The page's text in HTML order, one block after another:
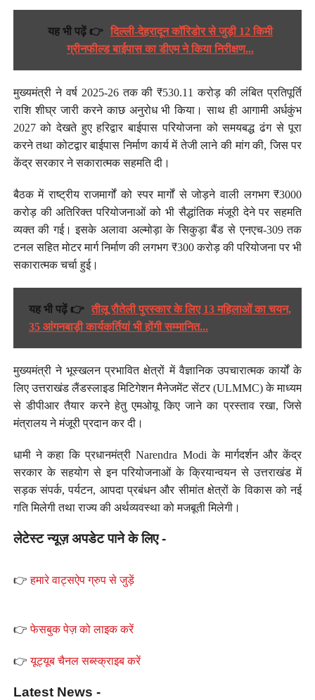
यह भी पढ़ें 👉 दिल्ली-देहरादून कॉरिडोर से जुड़ी 12 किमी
ग्रीनफील्ड बाईपास का डीएम ने किया निरीक्षण...
मुख्यमंत्री ने वर्ष 2025-26 तक की ₹530.11 करोड़ की लंबित प्रतिपूर्ति
राशि शीघ्र जारी करने काछ अनुरोध भी किया। साथ ही आगामी अर्धकुंभ
2027 को देखते हुए हरिद्वार बाईपास परियोजना को समयबद्ध ढंग से पूरा
करने तथा कोटद्वार बाईपास निर्माण कार्य में तेजी लाने की मांग की, जिस पर
केंद्र सरकार ने सकारात्मक सहमति दी।
बैठक में राष्ट्रीय राजमार्गों को स्पर मार्गों से जोड़ने वाली लगभग ₹3000
करोड़ की अतिरिक्त परियोजनाओं को भी सैद्धांतिक मंजूरी देने पर सहमति
व्यक्त की गई। इसके अलावा अल्मोड़ा के सिकुड़ा बैंड से एनएच-309 तक
टनल सहित मोटर मार्ग निर्माण की लगभग ₹300 करोड़ की परियोजना पर भी
सकारात्मक चर्चा हुई।
यह भी पढ़ें 👉 तीलू रौतेली पुरस्कार के लिए 13 महिलाओं का चयन,
35 आंगनबाड़ी कार्यकर्तियां भी होंगी सम्मानित...
मुख्यमंत्री ने भूस्खलन प्रभावित क्षेत्रों में वैज्ञानिक उपचारात्मक कार्यों के
लिए उत्तराखंड लैंडस्लाइड मिटिगेशन मैनेजमेंट सेंटर (ULMMC) के माध्यम
से डीपीआर तैयार करने हेतु एमओयू किए जाने का प्रस्ताव रखा, जिसे
मंत्रालय ने मंजूरी प्रदान कर दी।
धामी ने कहा कि प्रधानमंत्री Narendra Modi के मार्गदर्शन और केंद्र
सरकार के सहयोग से इन परियोजनाओं के क्रियान्वयन से उत्तराखंड में
सड़क संपर्क, पर्यटन, आपदा प्रबंधन और सीमांत क्षेत्रों के विकास को नई
गति मिलेगी तथा राज्य की अर्थव्यवस्था को मजबूती मिलेगी।
लेटेस्ट न्यूज़ अपडेट पाने के लिए -
👉हमारे वाट्सऐप ग्रुप से जुड़ें
👉फेसबुक पेज़ को लाइक करें
👉यूट्यूब चैनल सब्स्क्राइब करें
Latest News -